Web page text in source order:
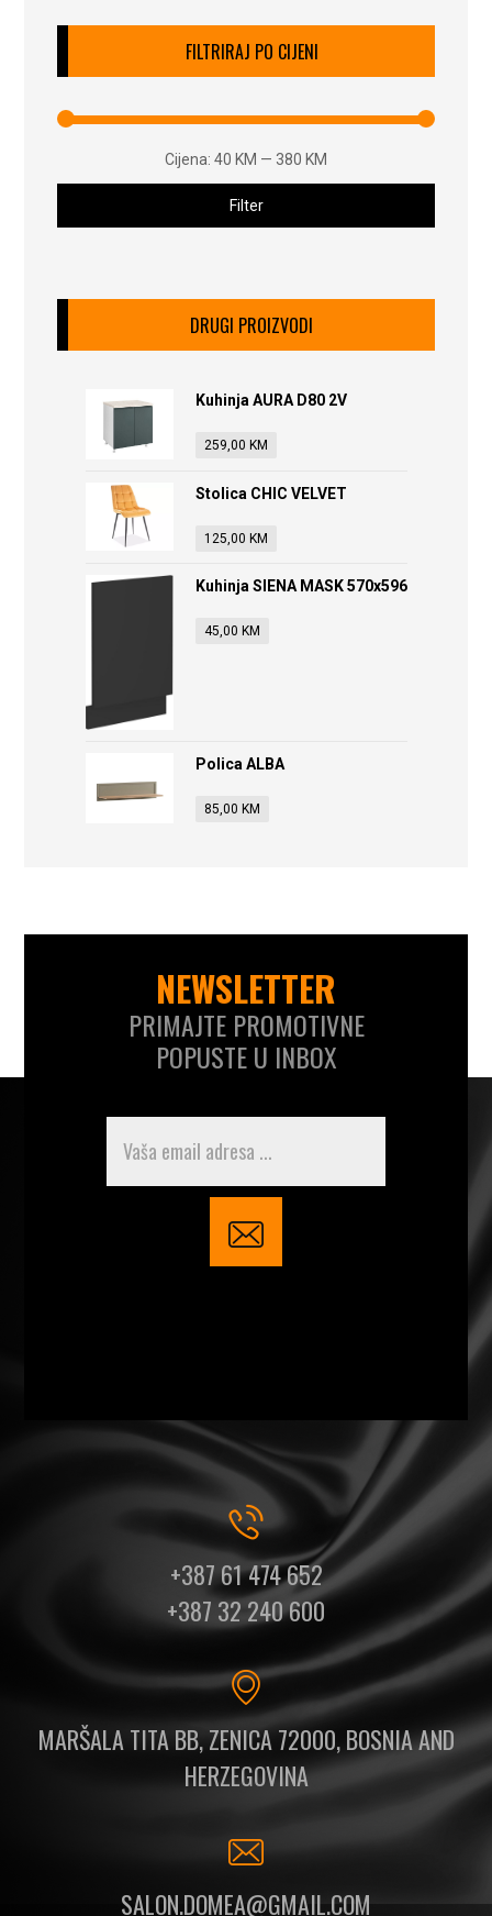
FILTRIRAJ PO CIJENI
Filter
Cijena: 40 KM — 380 KM
DRUGI PROIZVODI
Kuhinja AURA D80 2V
259,00 KM
Stolica CHIC VELVET
125,00 KM
Kuhinja SIENA MASK 570x596
45,00 KM
Polica ALBA
85,00 KM
NEWSLETTER
PRIMAJTE PROMOTIVNE
POPUSTE U INBOX
+387 61 474 652
+387 32 240 600
MARŠALA TITA BB, ZENICA 72000, BOSNIA AND
HERZEGOVINA
SALON.DOMEA@GMAIL.COM